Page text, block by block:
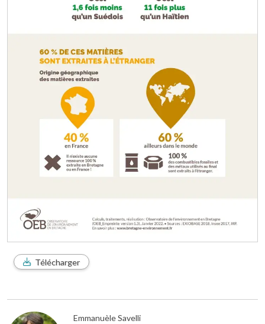
Télécharger
Emmanuèle Savelli